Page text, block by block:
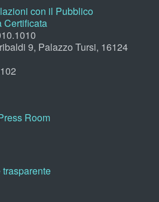
con il Pubblico
Certificata
9, Palazzo Tursi, 16124
Room